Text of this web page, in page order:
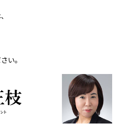
い。